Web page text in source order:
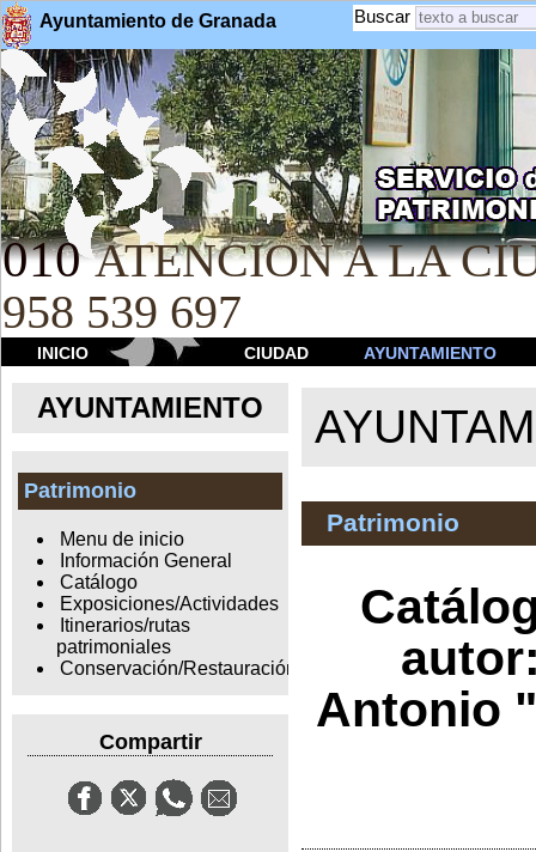
Ayuntamiento de Granada Buscar
010 ATENCION A LA
958 539 697
INICIO CIUDAD AYUNTAMIENTO
AYUNTAMIENTO
Patrimonio
Menu de inicio
Información General
Catálogo
Exposiciones/Actividades
Itinerarios/rutas
patrimoniales
Conservación/Restauración
Compartir
Patrimonio
Antonio